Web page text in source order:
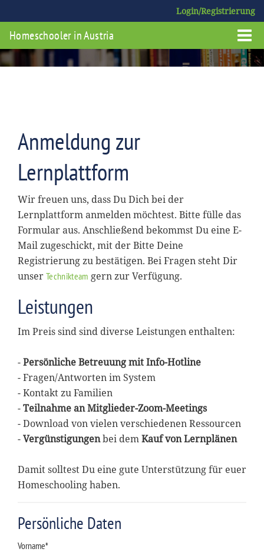
Login/Registrierung
Homeschooler in Austria
Anmeldung zur
Lernplattform
Wir freuen uns, dass Du Dich bei der
Lernplattform anmelden möchtest. Bitte fülle das
Formular aus. Anschließend bekommst Du eine E-
Mail zugeschickt, mit der Bitte Deine
Registrierung zu bestätigen. Bei Fragen steht Dir
unser Technikteam gern zur Verfügung.
Leistungen
Im Preis sind sind diverse Leistungen enthalten:
-Persönliche Betreuung mit Info-Hotline
- Fragen/Antworten im System
- Kontakt zu Familien
-Teilnahme an Mitglieder-Zoom-Meetings
- Download von vielen verschiedenen Ressourcen
-Vergünstigungenbei demKauf von Lernplänen
Damit solltest Du eine gute Unterstützung für euer
Homeschooling haben.
Persönliche Daten
Vorname*